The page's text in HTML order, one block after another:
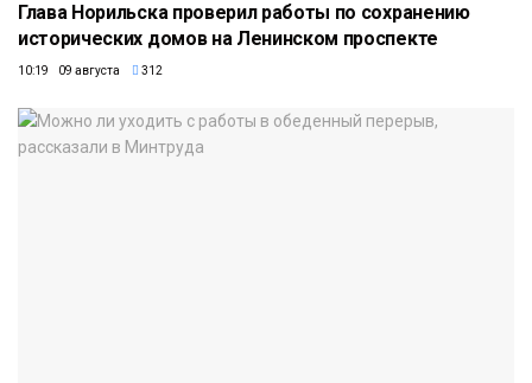
Глава Норильска проверил работы по сохранению
исторических домов на Ленинском проспекте
10:19 09 августа 312